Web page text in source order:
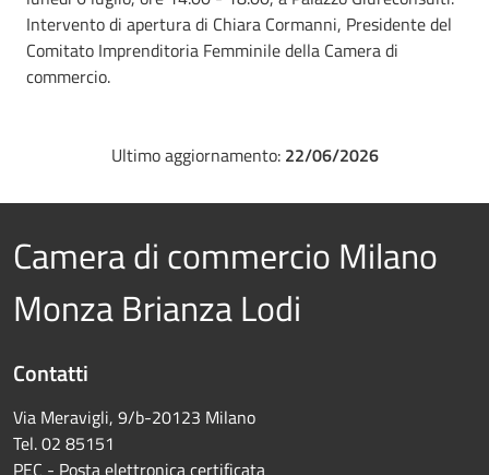
Intervento di apertura di Chiara Cormanni, Presidente del
Comitato Imprenditoria Femminile della Camera di
commercio.
Ultimo aggiornamento: 22/06/2026
Camera di commercio Milano
Monza Brianza Lodi
Contatti
Via Meravigli, 9/b-20123 Milano
Tel. 02 85151
PEC - Posta elettronica certificata